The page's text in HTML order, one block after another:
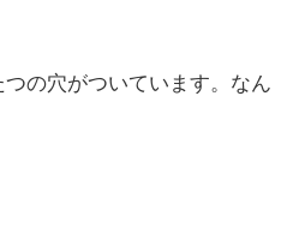
の穴がついています。なん